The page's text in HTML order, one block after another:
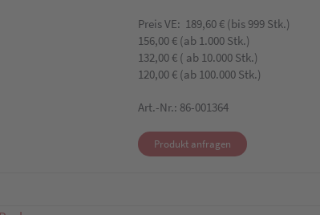
Preis VE: 189,60 € (bis 999 Stk.)
156,00 € (ab 1.000 Stk.)
132,00 € ( ab 10.000 Stk.)
120,00 € (ab 100.000 Stk.)
Art.-Nr.: 86-001364
Produkt anfragen